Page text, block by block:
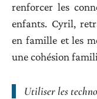
renforcer les
enfants. Cyril,
en famille et les
une cohésion
Utiliser les